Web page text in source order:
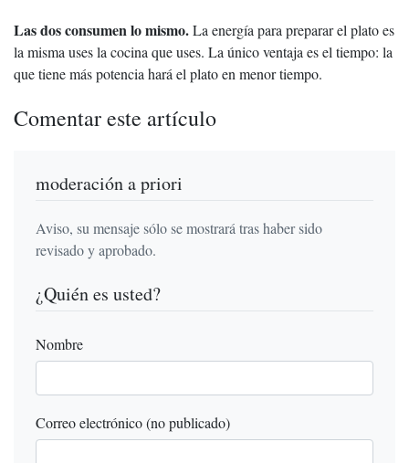
Las dos consumen lo mismo.La energía para preparar el plato es
la misma uses la cocina que uses. La único ventaja es el tiempo: la
que tiene más potencia hará el plato en menor tiempo.
Comentar este artículo
moderación a priori
Aviso, su mensaje sólo se mostrará tras haber sido
revisado y aprobado.
¿Quién es usted?
Nombre
Correo electrónico (no publicado)